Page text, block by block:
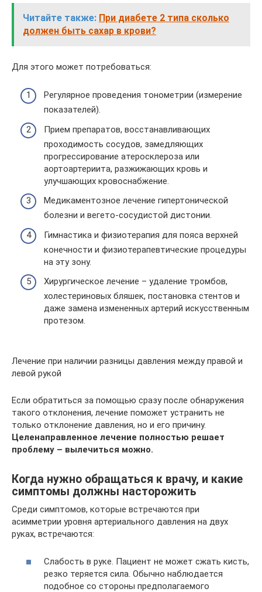
Читайте также: При диабете 2 типа сколько
должен быть сахар в крови?
Для этого может потребоваться:
Регулярное проведения тонометрии (измерение
показателей).
Прием препаратов, восстанавливающих
проходимость сосудов, замедляющих
прогрессирование атеросклероза или
аортоартериита, разжижающих кровь и
улучшающих кровоснабжение.
Медикаментозное лечение гипертонической
болезни и вегето-сосудистой дистонии.
Гимнастика и физиотерапия для пояса верхней
конечности и физиотерапевтические процедуры
на эту зону.
Хирургическое лечение – удаление тромбов,
холестериновых бляшек, постановка стентов и
даже замена измененных артерий искусственным
протезом.
Лечение при наличии разницы давления между правой и
левой рукой
Если обратиться за помощью сразу после обнаружения
такого отклонения, лечение поможет устранить не
только отклонение давления, но и его причину.
Целенаправленное лечение полностью решает
проблему – вылечиться можно.
Когда нужно обращаться к врачу, и какие
симптомы должны насторожить
Среди симптомов, которые встречаются при
асимметрии уровня артериального давления на двух
руках, встречаются:
Слабость в руке. Пациент не может сжать кисть,
резко теряется сила. Обычно наблюдается
подобное со стороны предполагаемого